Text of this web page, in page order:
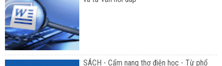
SÁCH - Cẩm nang thợ điện học - Từ phổ